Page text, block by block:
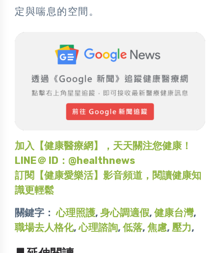
定與喘息的空間。
加入【健康醫療網】，天天關注您健康！
LINE＠ ID：@healthnews
訂閱【健康愛樂活】影音頻道，閱讀健康知
識更輕鬆
關鍵字：心理照護, 身心調適假, 健康台灣,
職場去人格化,心理諮詢, 低落, 焦慮, 壓力,